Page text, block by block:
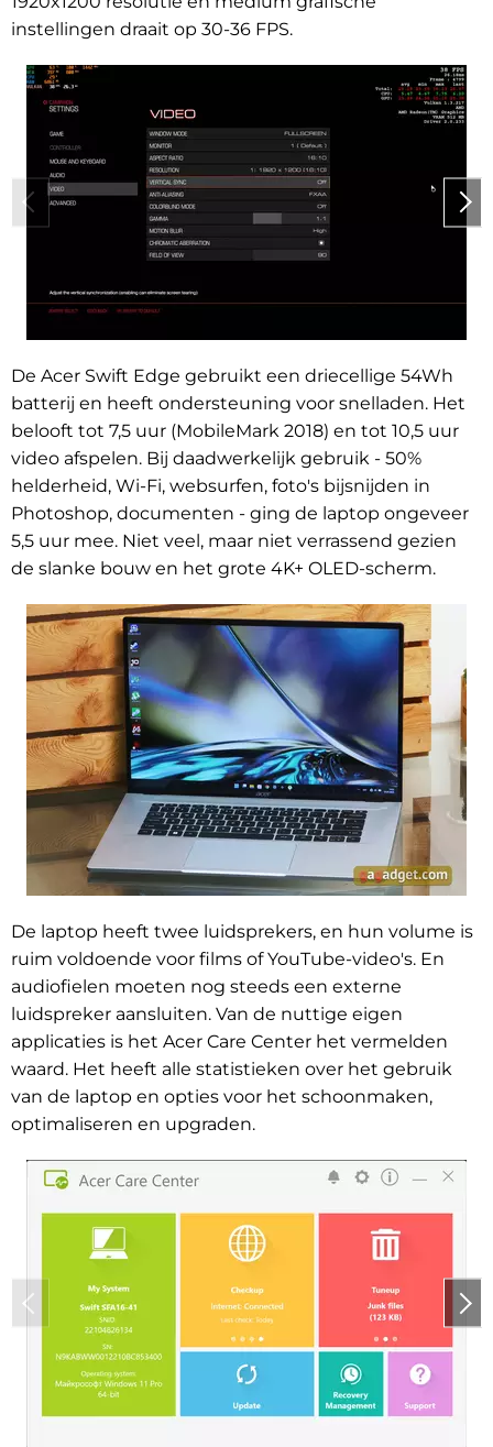
instellingen draait op 30-36 FPS.
De Acer Swift Edge gebruikt een driecellige 54Wh
batterij en heeft ondersteuning voor snelladen. Het
belooft tot 7,5 uur (MobileMark 2018) en tot 10,5 uur
video afspelen. Bij daadwerkelijk gebruik - 50%
helderheid, Wi-Fi, websurfen, foto's bijsnijden in
Photoshop, documenten - ging de laptop ongeveer
5,5 uur mee. Niet veel, maar niet verrassend gezien
de slanke bouw en het grote 4K+ OLED-scherm.
De laptop heeft twee luidsprekers, en hun volume is
ruim voldoende voor films of YouTube-video's. En
audiofielen moeten nog steeds een externe
luidspreker aansluiten. Van de nuttige eigen
applicaties is het Acer Care Center het vermelden
waard. Het heeft alle statistieken over het gebruik
van de laptop en opties voor het schoonmaken,
optimaliseren en upgraden.